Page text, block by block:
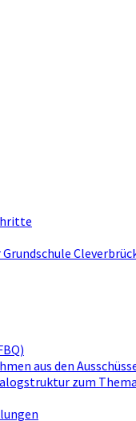
aus den
zum